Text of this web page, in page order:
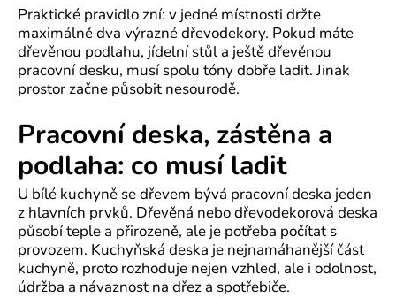
Praktické pravidlo zní: v jedné místnosti držte
maximálně dva výrazné dřevodekory. Pokud máte
dřevěnou podlahu, jídelní stůl a ještě dřevěnou
pracovní desku, musí spolu tóny dobře ladit. Jinak
prostor začne působit nesourodě.
Pracovní deska, zástěna a
podlaha: co musí ladit
U bílé kuchyně se dřevem bývá pracovní deska jeden
z hlavních prvků. Dřevěná nebo dřevodekorová deska
působí teple a přirozeně, ale je potřeba počítat s
provozem. Kuchyňská deska je nejnamáhanější část
kuchyně, proto rozhoduje nejen vzhled, ale i odolnost,
údržba a návaznost na dřez a spotřebiče.